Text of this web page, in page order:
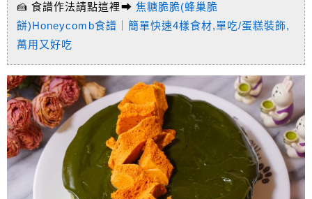
🍰 食譜作法請點這裡➡ 焦糖脆脆(蜂巢脆
餅)Honeycomb食譜｜簡單快速4樣食材,單吃/蛋糕裝飾,
萬用又好吃